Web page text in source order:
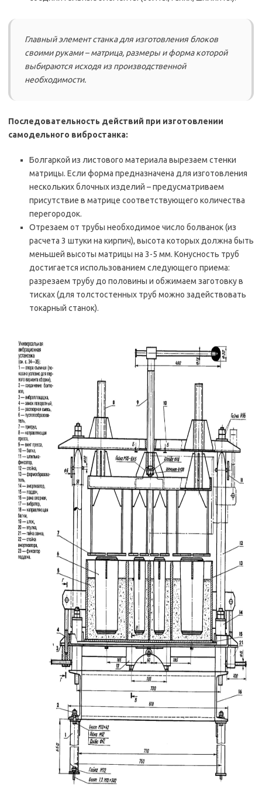
Главный элемент станка для изготовления блоков
своими руками – матрица, размеры и форма которой
выбираются исходя из производственной
необходимости.
Последовательность действий при изготовлении
самодельного вибростанка:
Болгаркой из листового материала вырезаем стенки
матрицы. Если форма предназначена для изготовления
нескольких блочных изделий – предусматриваем
присутствие в матрице соответствующего количества
перегородок.
Отрезаем от трубы необходимое число болванок (из
расчета 3 штуки на кирпич), высота которых должна быть
меньшей высоты матрицы на 3-5 мм. Конусность труб
достигается использованием следующего приема:
разрезаем трубу до половины и обжимаем заготовку в
тисках (для толстостенных труб можно задействовать
токарный станок).